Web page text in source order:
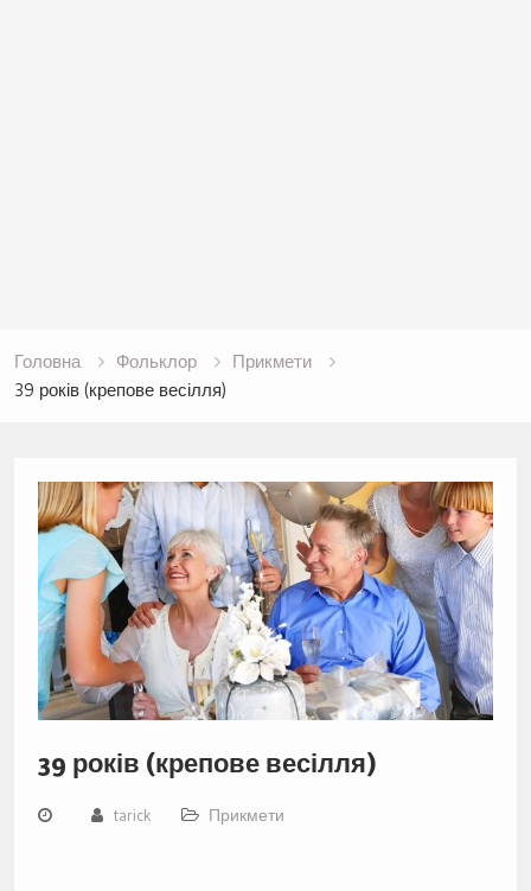
Головна Фольклор
Прикмети
39 років (крепове весілля)
39 років (крепове весілля)
tarick Прикмети